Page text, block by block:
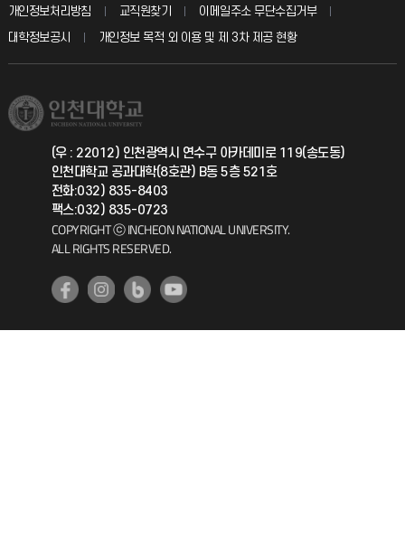
입학안내
취업정보(학생)
칭찬마당
학생서비스 지킴이
총동문회
교육혁신본부
국제지원과
공자아카데미
기초교육원
개인정보처리방침 교직원찾기
이메일주소 무단수집거부
대학정보공시
개인정보 목적 외 이용 및 제 3차 제공 현황
(우 : 22012) 인천광역시 연수구 아카데미로 119(송도동)
인천대학교 공과대학(8호관) B동 5층 521호
전화:032) 835-8403
팩스:032) 835-0723
COPYRIGHT ⓒ INCHEON NATIONAL UNIVERSITY.
ALL RIGHTS RESERVED.